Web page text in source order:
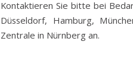
Kontaktieren Sie bitte bei
Düsseldorf, Hamburg,
Zentrale in Nürnberg an.